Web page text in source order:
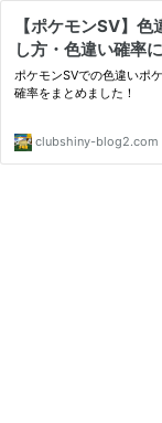
【ポケモンSV】
し方・色違い確率
ポケモンSVでの色違いポ
確率をまとめました！
clubshiny-blog2.com